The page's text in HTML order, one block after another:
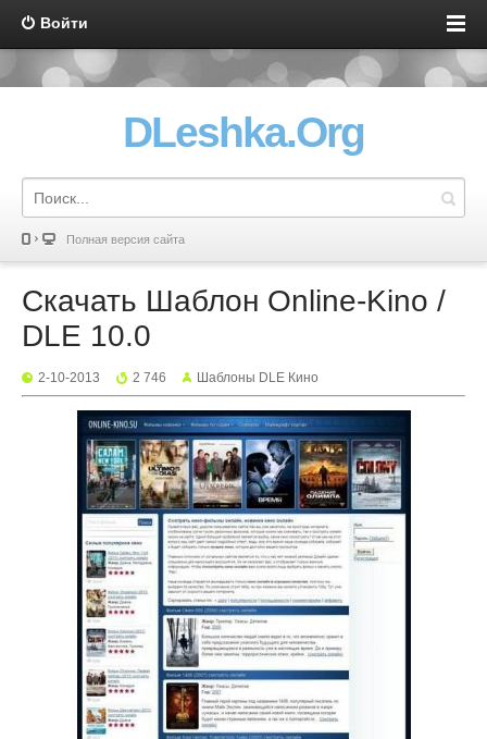
Войти
DLeshka.Org
Полная версия сайта
Скачать Шаблон Online-Kino /
DLE 10.0
2-10-2013 2 746 Шаблоны DLE Кино